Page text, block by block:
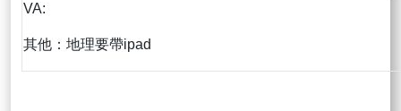
VA:
其他：地理要帶ipad